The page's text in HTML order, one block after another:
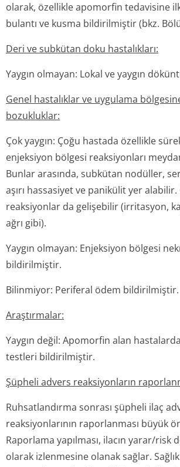
olarak, özellikle apomorfin tedavisine
bulantı ve kusma bildirilmiştir (bkz.
Deri ve subkütan doku hastalıkları:
Yaygın olmayan: Lokal ve yaygın
Genel hastalıklar ve uygulama
bozukluklar:
Çok yaygın: Çoğu hastada özellikle
enjeksiyon bölgesi reaksiyonları
Bunlar arasında, subkütan nodüller,
aşırı hassasiyet ve panikülit yer
reaksiyonlar da gelişebilir (irritasyon,
ağrı gibi).
Yaygın olmayan: Enjeksiyon bölgesi
bildirilmiştir.
Bilinmiyor: Periferal ödem bildirilmiştir.
Araştırmalar:
Yaygın değil: Apomorfin alan
testleri bildirilmiştir.
Şüpheli advers reaksiyonların
Ruhsatlandırma sonrası şüpheli ilaç
reaksiyonlarının raporlanması büyük
Raporlama yapılması, ilacın yarar/risk
olarak izlenmesine olanak sağlar.